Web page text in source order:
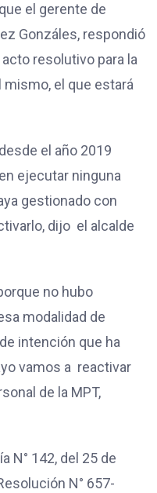
el gerente de
Gonzáles, respondió
resolutivo para la
el que estará
el año 2019
ejecutar ninguna
gestionado con
dijo el alcalde
no hubo
modalidad de
intención que ha
vamos a reactivar
de la MPT,
N° 142, del 25 de
N° 657-